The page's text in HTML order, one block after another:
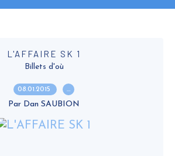
L'AFFAIRE SK 1
Billets d'où
08.01.2015 …
Par Dan SAUBION